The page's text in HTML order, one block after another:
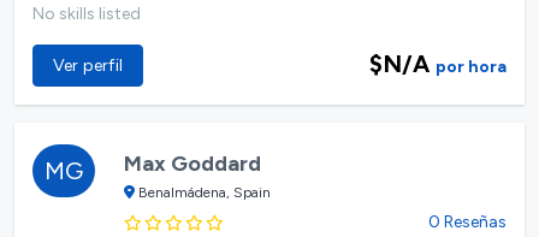
No skills listed
Ver perfil $N/A por hora
MG Max Goddard
Benalmádena, Spain
0 Reseñas